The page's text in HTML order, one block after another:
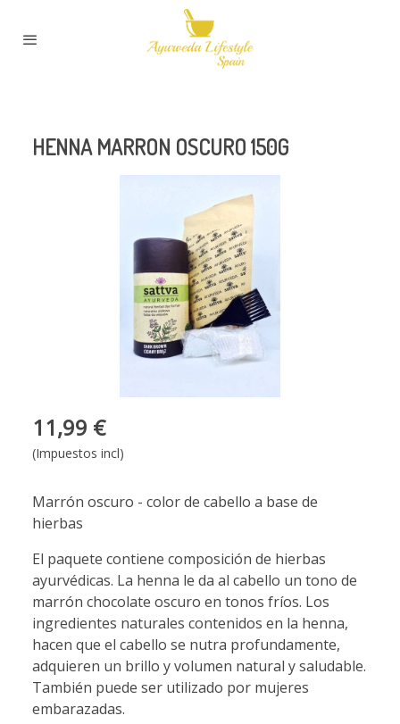
HENNA MARRON OSCURO 150G
11,99 €
(Impuestos incl)
Marrón oscuro - color de cabello a base de
hierbas
El paquete contiene composición de hierbas
ayurvédicas. La henna le da al cabello un tono de
marrón chocolate oscuro en tonos fríos. Los
ingredientes naturales contenidos en la henna,
hacen que el cabello se nutra profundamente,
adquieren un brillo y volumen natural y saludable.
También puede ser utilizado por mujeres
embarazadas.